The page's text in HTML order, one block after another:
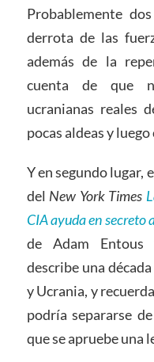
Probablemente
derrota de las
además de la
cuenta de que
ucranianas reales
pocas aldeas y luego
Y en segundo lugar,
del New York Times
CIA ayuda en secreto
de Adam
describe una
y Ucrania, y
podría separarse
que se apruebe una